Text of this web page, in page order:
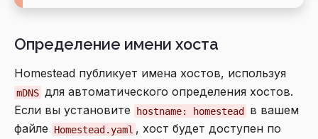
Определение имени хоста
Homestead публикует имена хостов, используя
mDNS для автоматического определения хостов.
Если вы установите
hostname: homestead в вашем
файле
Homestead.yaml , хост будет доступен по